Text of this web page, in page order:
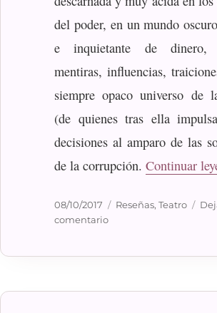
del poder, en un mundo
e inquietante de dinero,
mentiras, influencias,
siempre opaco universo de
(de quienes tras ella
decisiones al amparo de las
de la corrupción. Continuar
Publicado
el
08/10/2017 Categorías
Reseñas, Teatro
comentarioen